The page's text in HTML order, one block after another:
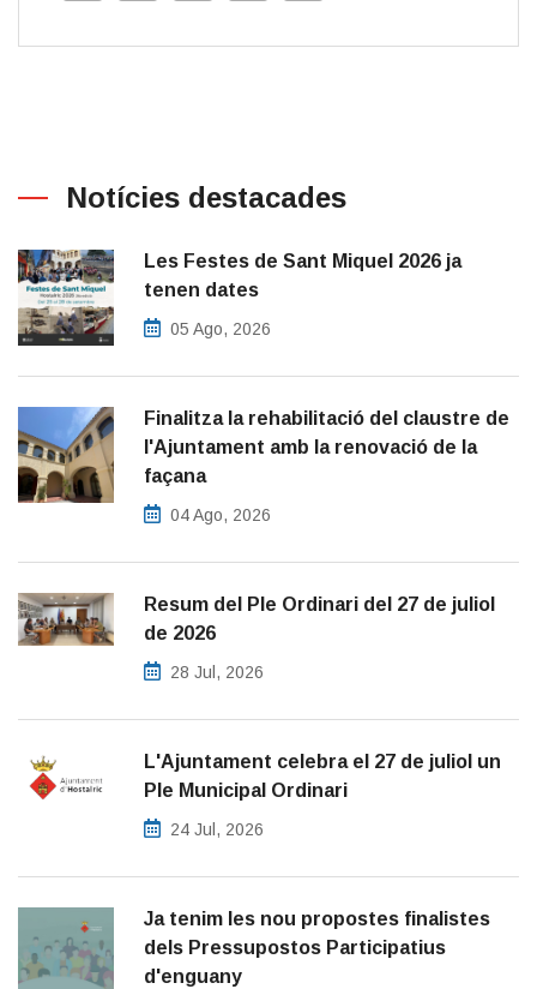
Notícies destacades
Les Festes de Sant Miquel 2026 ja
tenen dates
05 Ago, 2026
Finalitza la rehabilitació del claustre de
l'Ajuntament amb la renovació de la
façana
04 Ago, 2026
Resum del Ple Ordinari del 27 de juliol
de 2026
28 Jul, 2026
L'Ajuntament celebra el 27 de juliol un
Ple Municipal Ordinari
24 Jul, 2026
Ja tenim les nou propostes finalistes
dels Pressupostos Participatius
d'enguany